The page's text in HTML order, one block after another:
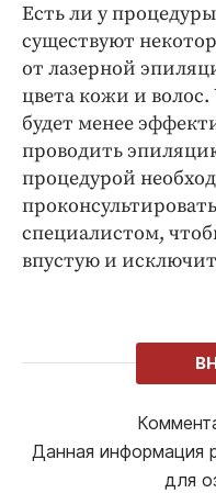
Есть ли у
существуют
от лазерной
цвета кожи и волос.
будет менее
проводить
процедурой
специалистом,
впустую и
Данная информация
для